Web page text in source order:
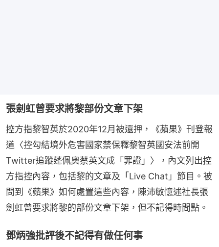
張劍虹曾要求將黎部份文章下架
控方指黎智英於2020年12月被還押，《蘋果》刊登報
道〈控勾結境外危害國家禁保釋黎智英國安法前開
Twitter追蹤蓬佩奧蔡英文成「罪證」〉，內文列出控
方指控內容，包括黎的文章及「Live Chat」節目。被
問到《蘋果》如何處置這些內容，陳沛敏憶述社長張
劍虹曾要求將黎的部份文章下架，但不記得時間點。
鄧炳強批評後不記得有做任何事